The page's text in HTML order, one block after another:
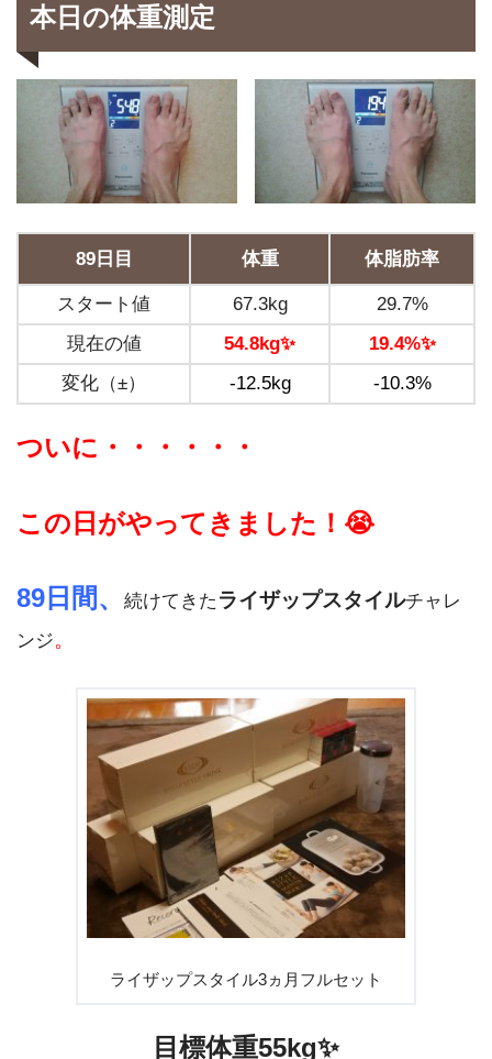
本日の体重測定
89日目 体重 体脂肪率
スタート値 67.3kg
29.7%
現在の値
54.8kg✨ 19.4%✨
変化（±）
-12.5kg -10.3%
ついに・・・・・・
この日がやってきました！😭
89日間、 続けてきた ライザップスタイルチャレ
ンジ。
ライザップスタイル3ヵ月フルセット
目標体重55kg✨